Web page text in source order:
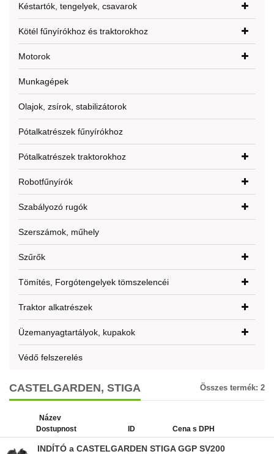
Késtartók, tengelyek, csavarok
Kötél fűnyírókhoz és traktorokhoz
Motorok
Munkagépek
Olajok, zsírok, stabilizátorok
Pótalkatrészek fűnyírókhoz
Pótalkatrészek traktorokhoz
Robotfűnyírók
Szabályozó rugók
Szerszámok, műhely
Szűrők
Tömítés, Forgótengelyek tömszelencéi
Traktor alkatrészek
Üzemanyagtartályok, kupakok
Védő felszerelés
CASTELGARDEN, STIGA Összes termék: 2
Název
Dostupnost
ID Cena s DPH
INDÍTÓ a CASTELGARDEN STIGA GGP SV200